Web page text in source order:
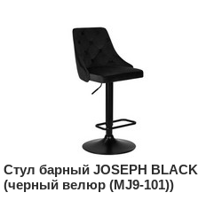
Стул барный JOSEPH BLACK
(черный велюр (MJ9-101))